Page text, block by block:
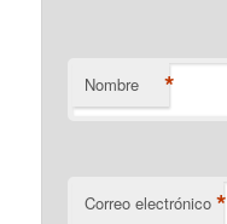
Nombre *
Correo electrónico *